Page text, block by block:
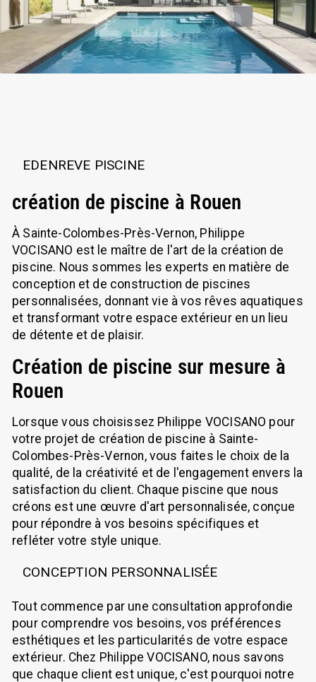
EDENREVE PISCINE
création de piscine à Rouen
À Sainte-Colombes-Près-Vernon, Philippe
VOCISANO est le maître de l'art de la création de
piscine. Nous sommes les experts en matière de
conception et de construction de piscines
personnalisées, donnant vie à vos rêves aquatiques
et transformant votre espace extérieur en un lieu
de détente et de plaisir.
Création de piscine sur mesure à
Rouen
Lorsque vous choisissez Philippe VOCISANO pour
votre projet de création de piscine à Sainte-
Colombes-Près-Vernon, vous faites le choix de la
qualité, de la créativité et de l'engagement envers la
satisfaction du client. Chaque piscine que nous
créons est une œuvre d'art personnalisée, conçue
pour répondre à vos besoins spécifiques et
refléter votre style unique.
CONCEPTION PERSONNALISÉE
Tout commence par une consultation approfondie
pour comprendre vos besoins, vos préférences
esthétiques et les particularités de votre espace
extérieur. Chez Philippe VOCISANO, nous savons
que chaque client est unique, c'est pourquoi notre